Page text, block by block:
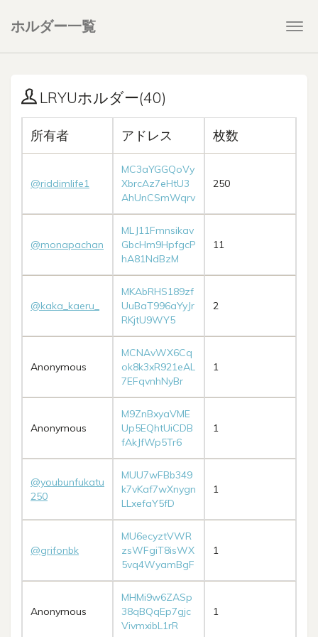
ホルダー一覧
LRYUホルダー(40)
所有者 アドレス 枚数
@riddimlife1
MC3aYGGQoVy
XbrcAz7eHtU3
AhUnCSmWqrv
250
@monapachan
MLJ11Fmnsikav
GbcHm9HpfgcP
hA81NdBzM
11
@kaka_kaeru_
MKAbRHS189zf
UuBaT996aYyJr
RKjtU9WY5
2
Anonymous
MCNAvWX6Cq
ok8k3xR921eAL
7EFqvnhNyBr
1
Anonymous
M9ZnBxyaVME
Up5EQhtUiCDB
fAkJfWp5Tr6
1
@youbunfukatu
250
MUU7wFBb349
k7vKaf7wXnygn
LLxefaY5fD
1
@grifonbk
MU6ecyztVWR
zsWFgiT8isWX
5vq4WyamBgF
1
Anonymous
MHMi9w6ZASp
38qBQqEp7gjc
VivmxibL1rR
1